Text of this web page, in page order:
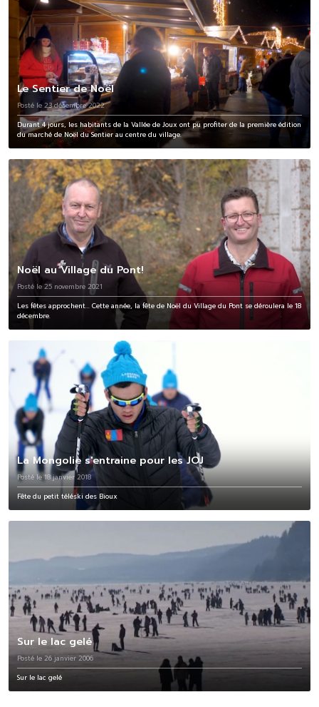
Le Sentier de Noël
Posté le 23 décembre 2022
Durant 4 jours, les habitants de la Vallée de Joux ont pu profiter de la première édition
du marché de Noël du Sentier au centre du village.
Noël au Village du Pont!
Posté le 25 novembre 2021
Les fêtes approchent... Cette année, la fête de Noël du Village du Pont se déroulera le 18
décembre.
La Mongolie s'entraine pour les JOJ
Posté le 18 janvier 2018
Fête du petit téléski des Bioux
Sur le lac gelé
Posté le 26 janvier 2006
Sur le lac gelé